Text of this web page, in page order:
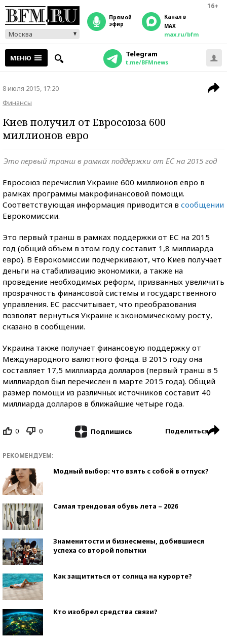
16+
Москва
прямой
эфир
Канал в
MAX
max.ru/bfm
МЕНЮ Telegram
t.me/BFMnews
8 июля 2015, 17:20
Финансы
Киев получил от Евросоюза 600
миллионов евро
Это первый транш в рамках поддержки от ЕС на 2015 год
Евросоюз перечислил Украине 600 миллионов евро в
рамках программы макрофинансовой помощи.
Соответствующая информация приводится в сообщении
Еврокомиссии.
Это первый транш в рамках поддержки от ЕС на 2015
год (общий объем в этом году составит 1,8 миллиарда
евро). В Еврокомиссии подчеркивают, что Киев получает
деньги на стабилизацию экономики, а также на
проведение необходимых реформ, призванных увеличить
прозрачность финансовой системы и государственного
управления. ЕС рассчитывает, что преобразования
позволят вернуться Украине к экономическому росту,
сказано в сообщении.
Украина также получает финансовую поддержку от
Международного валютного фонда. В 2015 году она
составляет 17,5 миллиарда долларов (первый транш в 5
миллиардов был перечислен в марте 2015 года). Общий
размер помощи из различных источников составит 40
миллиарда долларов в ближайшие четыре года.
0 0 Подпишись Поделиться
РЕКОМЕНДУЕМ:
Модный выбор: что взять с собой в отпуск?
Самая трендовая обувь лета – 2026
Знаменитости и бизнесмены, добившиеся
успеха со второй попытки
Как защититься от солнца на курорте?
Кто изобрел средства связи?